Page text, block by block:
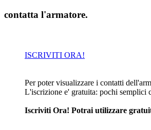
contatta l'armatore.
ISCRIVITI ORA!
Per poter visualizzare i contatti
L'iscrizione e' gratuita: pochi semplici
Iscriviti Ora! Potrai utilizzare